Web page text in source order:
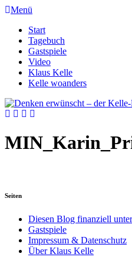
Menü
Start
Tagebuch
Gastspiele
Video
Klaus Kelle
Kelle woanders
Seiten
Diesen Blog finanziell
Gastspiele
Impressum & Datenschutz
Über Klaus Kelle